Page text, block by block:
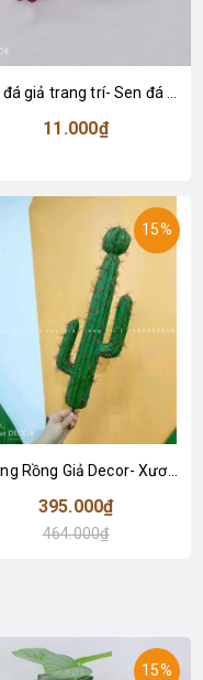
11.000₫
15%
Xương Rồng Giả Decor- Xương Rồng Giả Trang Trí Tiểu Cảnh (59cm)- LC3039
395.000₫
464.000₫
15%